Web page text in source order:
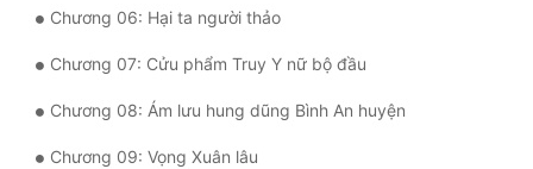
Quan Trường
Quân Sự
Sảng Văn
Chương 06: Hại ta người thảo
Chương 07: Cửu phẩm Truy Y nữ bộ đầu
Chương 08: Ám lưu hung dũng Bình An huyện
Chương 09: Vọng Xuân lâu